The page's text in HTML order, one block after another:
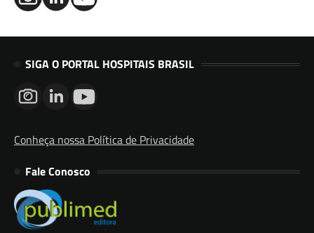
SIGA O PORTAL HOSPITAIS BRASIL
Conheça nossa Política de Privacidade
Fale Conosco